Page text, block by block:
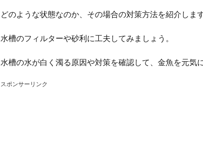
どのような状態なのか、その場合の対策方法を紹介します
水槽のフィルターや砂利に工夫してみましょう。
水槽の水が白く濁る原因や対策を確認して、金魚を元気
スポンサーリンク